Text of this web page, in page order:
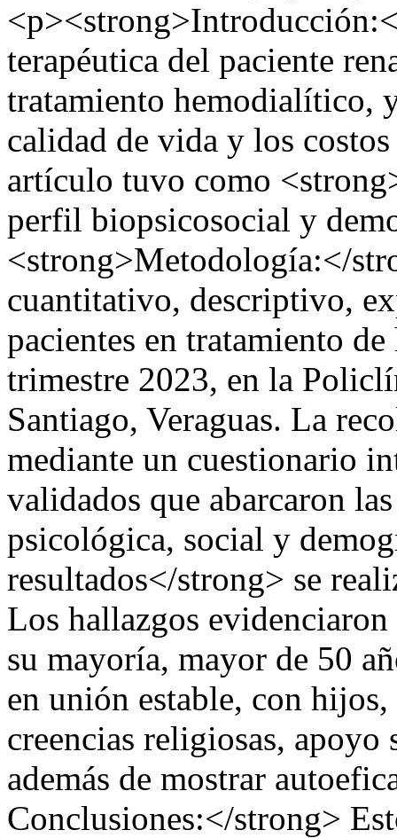
terapéutica del paciente
tratamiento hemodialítico,
calidad de vida y los
artículo tuvo como
perfil biopsicosocial y
<strong>Metodología:</
cuantitativo, descriptivo,
pacientes en tratamiento
trimestre 2023, en la
Santiago, Veraguas. La
mediante un cuestionario
validados que abarcaron
psicológica, social y
resultados</strong> se
Los hallazgos
su mayoría, mayor de 50
en unión estable, con
creencias religiosas,
además de mostrar
Conclusiones:</strong>